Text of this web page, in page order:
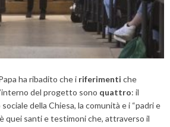
ha ribadito che i riferimenti che
del progetto sono quattro: il
della Chiesa, la comunità e i “padri e
quei santi e testimoni che, attraverso il